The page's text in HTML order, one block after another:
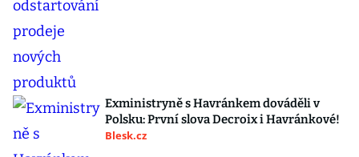
Exministryně s Havránkem dováděli v
Polsku: První slova Decroix i Havránkové!
Blesk.cz